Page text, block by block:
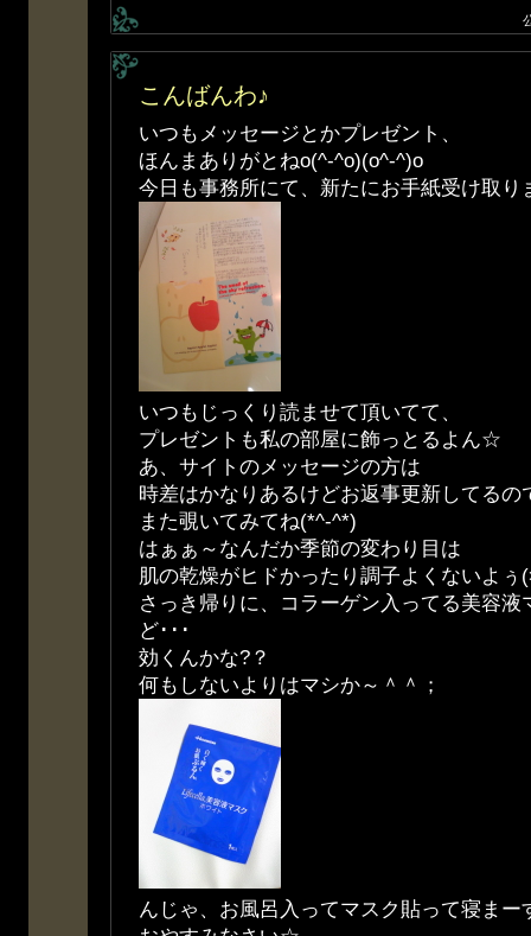
こんばんわ♪
いつもメッセージとかプレゼント、
ほんまありがとねo(^-^o)(o^-^)o
今日も事務所にて、新たにお手紙受け取り
いつもじっくり読ませて頂いてて、
プレゼントも私の部屋に飾っとるよん☆
あ、サイトのメッセージの方は
時差はかなりあるけどお返事更新してるの
また覗いてみてね(*^-^*)
はぁぁ～なんだか季節の変わり目は
肌の乾燥がヒドかったり調子よくないよぅ
さっき帰りに、コラーゲン入ってる美容
ど･･･
効くんかな?？
何もしないよりはマシか～＾＾；
んじゃ、お風呂入ってマスク貼って寝まー